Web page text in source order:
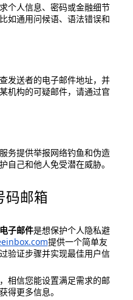
个人信息、密码或金融细节
如通用问候语、语法错误和
发送者的电子邮件地址，并
机构的可疑邮件，请通过官
务提供举报网络钓鱼和伪造
自己和他人免受潜在威胁。
码邮箱
子邮件是想保护个人隐私避
提供一个简单友
验证步骤并实现最佳用户信
相信您能设置满足需求的邮
得更多信息。